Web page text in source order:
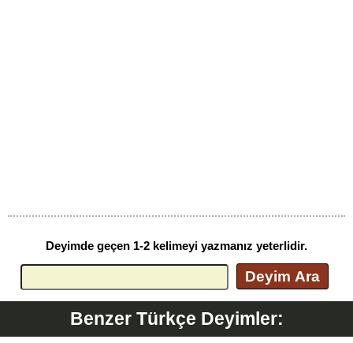
Deyimde geçen 1-2 kelimeyi yazmanız yeterlidir.
Deyim Ara
Benzer Türkçe Deyimler: